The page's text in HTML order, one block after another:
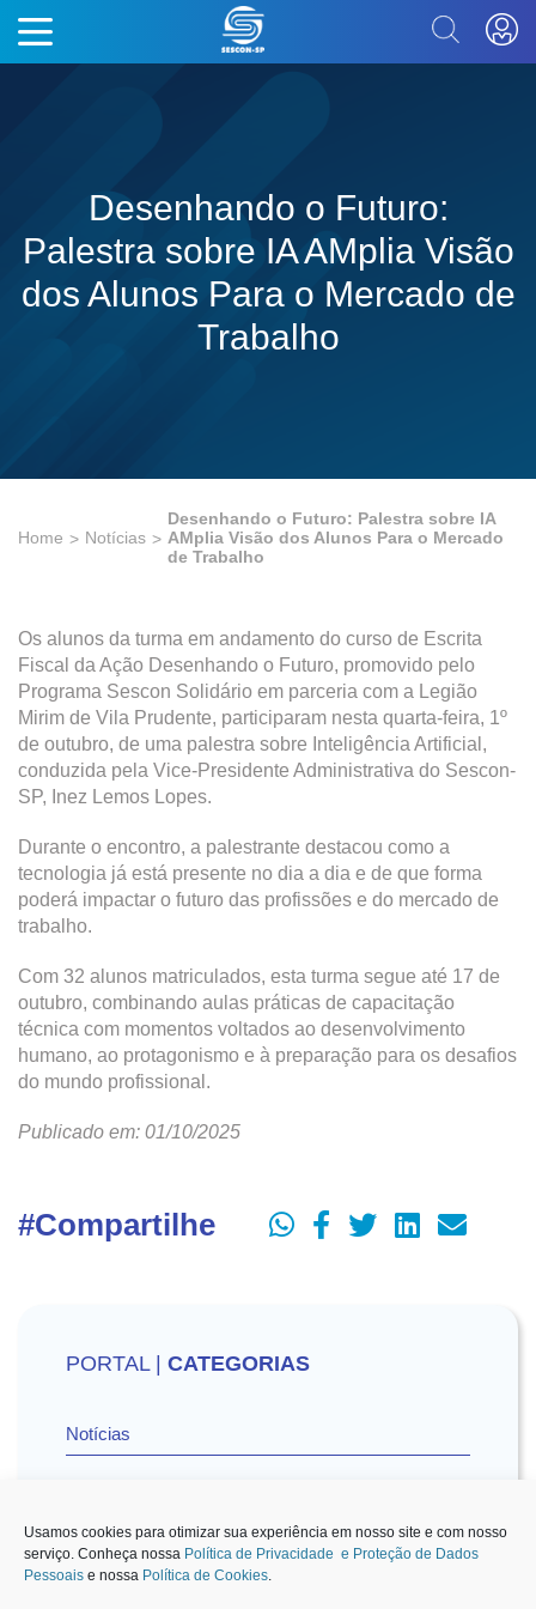
Usamos cookies para otimizar sua experiência em nosso site e com nosso
serviço. Conheça nossa Política de Privacidade e Proteção de Dados
Pessoais e nossa Política de Cookies.
Desenhando o Futuro:
Palestra sobre IA AMplia Visão
dos Alunos Para o Mercado de
Trabalho
Home Notícias
Desenhando o Futuro: Palestra sobre IA
AMplia Visão dos Alunos Para o Mercado
de Trabalho
Os alunos da turma em andamento do curso de Escrita
Fiscal da Ação Desenhando o Futuro, promovido pelo
Programa Sescon Solidário em parceria com a Legião
Mirim de Vila Prudente, participaram nesta quarta-feira, 1º
de outubro, de uma palestra sobre Inteligência Artificial,
conduzida pela Vice-Presidente Administrativa do Sescon-
SP, Inez Lemos Lopes.
Durante o encontro, a palestrante destacou como a
tecnologia já está presente no dia a dia e de que forma
poderá impactar o futuro das profissões e do mercado de
trabalho.
Com 32 alunos matriculados, esta turma segue até 17 de
outubro, combinando aulas práticas de capacitação
técnica com momentos voltados ao desenvolvimento
humano, ao protagonismo e à preparação para os desafios
do mundo profissional.
Publicado em: 01/10/2025
#Compartilhe
PORTAL | CATEGORIAS
Notícias